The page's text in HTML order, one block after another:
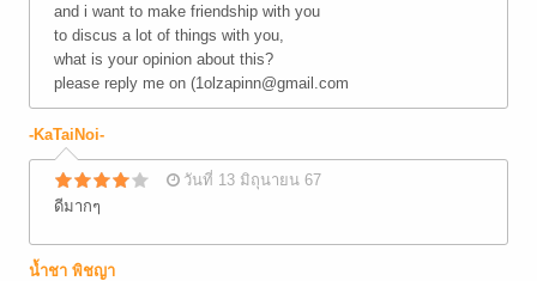
and i want to make friendship with you
to discus a lot of things with you,
what is your opinion about this?
please reply me on (1olzapinn@gmail.com
-KaTaiNoi-
วันที่ 13 มิถุนายน 67
ดีมากๆ
น้ำชา พิชญา